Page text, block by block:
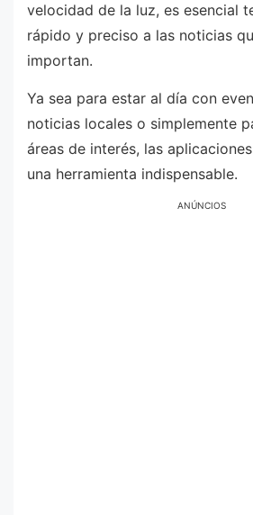
velocidad de la luz, es esencial
rápido y preciso a las noticias
importan.
Ya sea para estar al día con
noticias locales o simplemente
áreas de interés, las
una herramienta indispensable.
ANÚNCIOS